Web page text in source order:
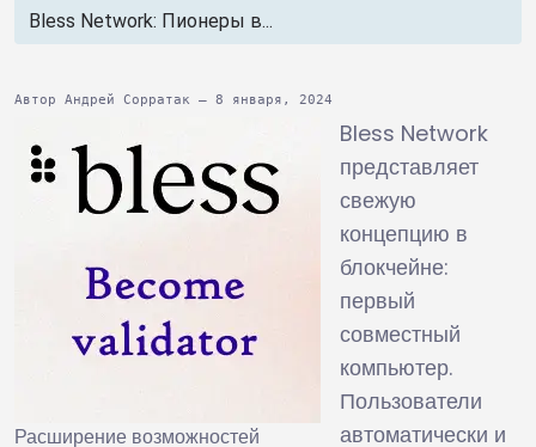
Bless Network: Пионеры в...
Автор Андрей Сорратак — 8 января, 2024
Расширение возможностей
Bless Network
представляет
свежую
концепцию в
блокчейне:
первый
совместный
компьютер.
Пользователи
автоматически и